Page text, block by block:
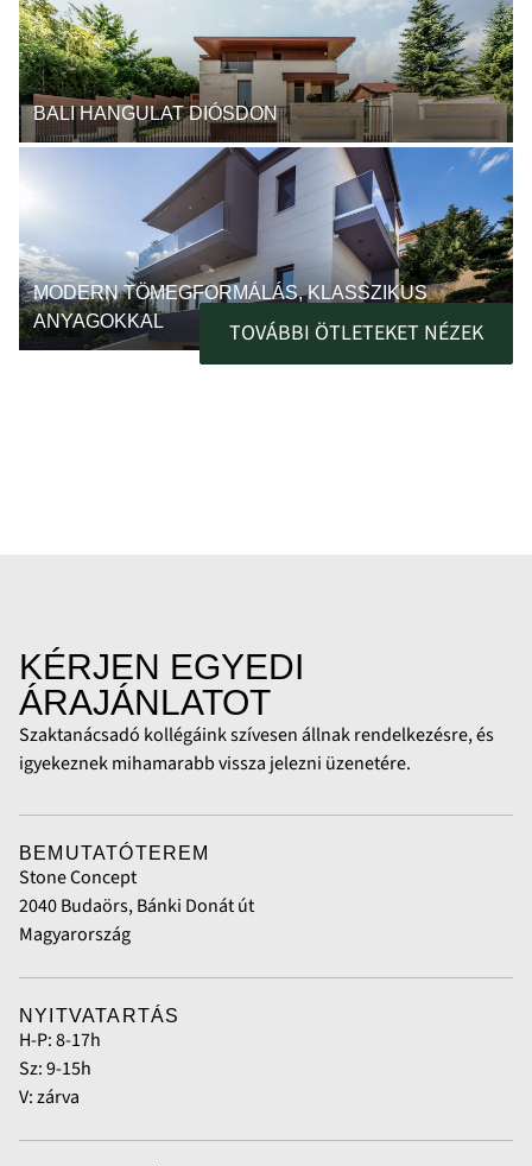
BALI HANGULAT DIÓSDON
MODERN TÖMEGFORMÁLÁS, KLASSZIKUS
ANYAGOKKAL
TOVÁBBI ÖTLETEKET NÉZEK
KÉRJEN EGYEDI
ÁRAJÁNLATOT
Szaktanácsadó kollégáink szívesen állnak rendelkezésre, és
igyekeznek mihamarabb vissza jelezni üzenetére.
NYITVATARTÁS
H-P: 8-17h
Sz: 9-15h
V: zárva
BEMUTATÓTEREM
Stone Concept
2040 Budaörs, Bánki Donát út
Magyarország